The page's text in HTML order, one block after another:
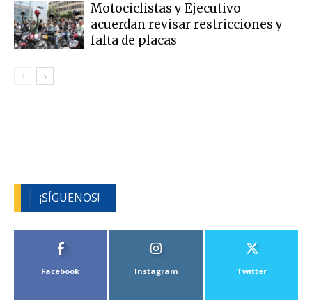
Motociclistas y Ejecutivo
acuerdan revisar restricciones y
falta de placas
¡SÍGUENOS!